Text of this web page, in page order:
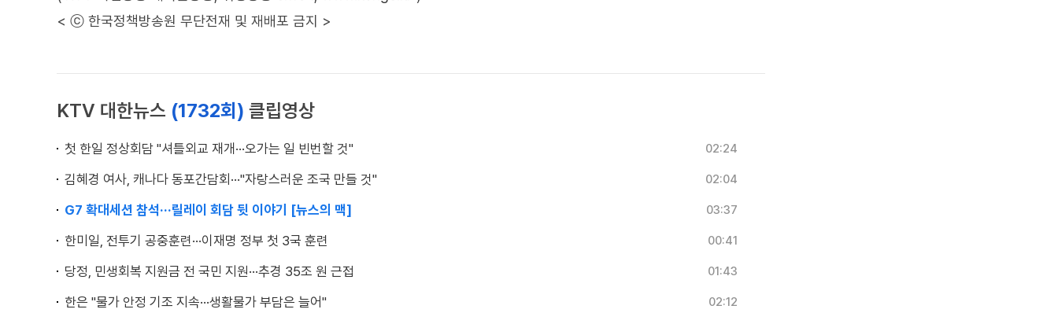
< ⓒ 한국정책방송원 무단전재 및 재배포 금지 >
KTV 대한뉴스 (1732회) 클립영상
첫 한일 정상회담 "셔틀외교 재개···오가는 일 빈번할 것" 02:24
김혜경 여사, 캐나다 동포간담회···"자랑스러운 조국 만들 것" 02:04
G7 확대세션 참석···릴레이 회담 뒷 이야기 [뉴스의 맥] 03:37
한미일, 전투기 공중훈련···이재명 정부 첫 3국 훈련 00:41
당정, 민생회복 지원금 전 국민 지원···추경 35조 원 근접 01:43
한은 "물가 안정 기조 지속···생활물가 부담은 늘어" 02:12